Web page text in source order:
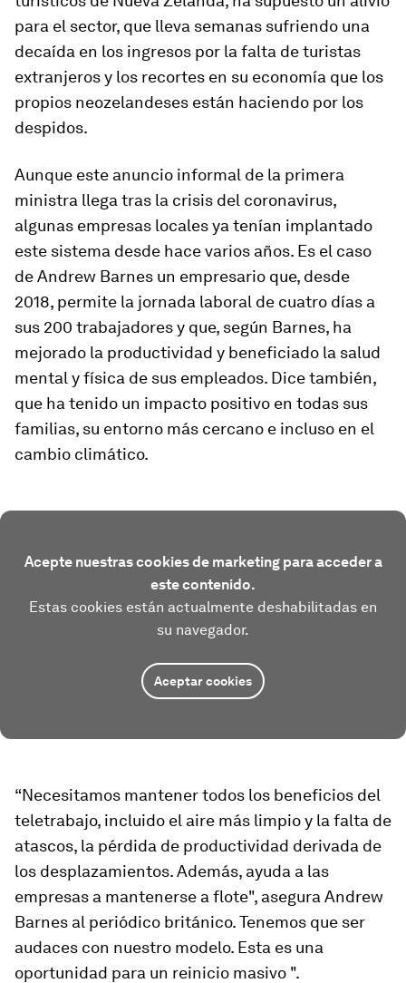
para el sector, que lleva semanas sufriendo una
decaída en los ingresos por la falta de turistas
extranjeros y los recortes en su economía que los
propios neozelandeses están haciendo por los
despidos.
Aunque este anuncio informal de la primera
ministra llega tras la crisis del coronavirus,
algunas empresas locales ya tenían implantado
este sistema desde hace varios años. Es el caso
de Andrew Barnes un empresario que, desde
2018, permite la jornada laboral de cuatro días a
sus 200 trabajadores y que, según Barnes, ha
mejorado la productividad y beneficiado la salud
mental y física de sus empleados. Dice también,
que ha tenido un impacto positivo en todas sus
familias, su entorno más cercano e incluso en el
cambio climático.
Acepte nuestras cookies de marketing para acceder a
este contenido.
Estas cookies están actualmente deshabilitadas en
su navegador.
Aceptar cookies
“Necesitamos mantener todos los beneficios del
teletrabajo, incluido el aire más limpio y la falta de
atascos, la pérdida de productividad derivada de
los desplazamientos. Además, ayuda a las
empresas a mantenerse a flote", asegura Andrew
Barnes al periódico británico. Tenemos que ser
audaces con nuestro modelo. Esta es una
oportunidad para un reinicio masivo ".